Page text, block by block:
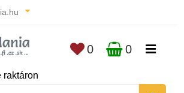
raktáron
0 0